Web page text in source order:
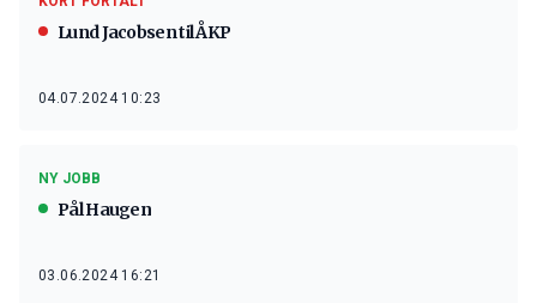
Lund Jacobsen til ÅKP
04.07.2024 10:23
NY JOBB
Pål Haugen
03.06.2024 16:21